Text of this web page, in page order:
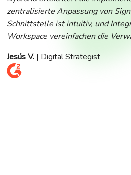
zentralisierte Anpassung von
Schnittstelle ist intuitiv, und
Workspace vereinfachen die
Jesús V. | Digital Strategist